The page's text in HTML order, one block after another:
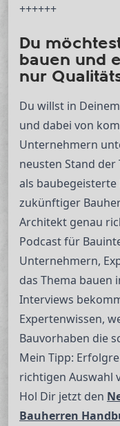
++++++
Du
bauen und
nur
Du willst in
und dabei von
Unternehmern
neusten Stand der
als baubegeisterte
zukünftiger
Architekt genau
Podcast für
Unternehmern,
das Thema bauen
Interviews
Expertenwissen,
Bauvorhaben die
Mein Tipp:
richtigen Auswahl
Hol Dir jetzt den
Bauherren